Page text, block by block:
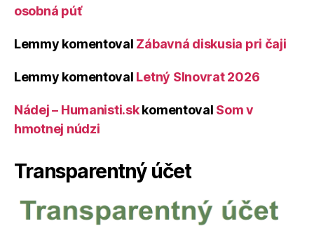
osobná púť
Lemmy komentoval Zábavná diskusia pri čaji
Lemmy komentoval Letný Slnovrat 2026
Nádej – Humanisti.skkomentoval Som v
hmotnej núdzi
Transparentný účet